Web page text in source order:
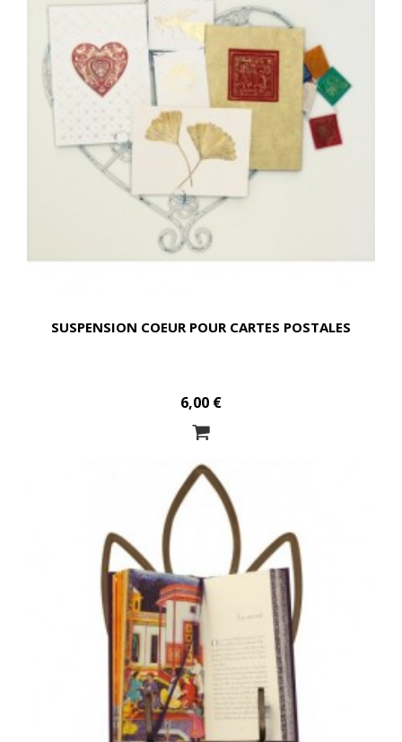
SUSPENSION COEUR POUR CARTES POSTALES
6,00 €